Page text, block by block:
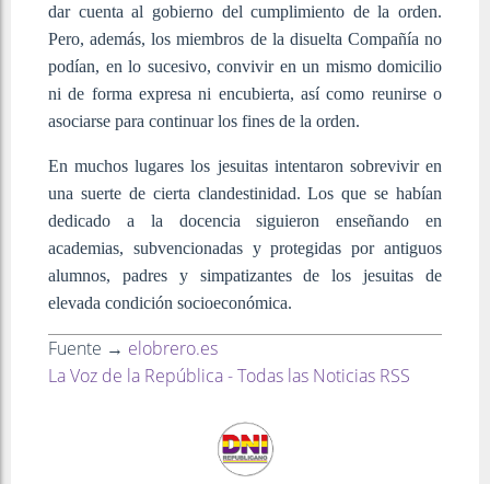
dar cuenta al gobierno del cumplimiento de la orden.
Pero, además, los miembros de la disuelta Compañía no
podían, en lo sucesivo, convivir en un mismo domicilio
ni de forma expresa ni encubierta, así como reunirse o
asociarse para continuar los fines de la orden.
En muchos lugares los jesuitas intentaron sobrevivir en
una suerte de cierta clandestinidad. Los que se habían
dedicado a la docencia siguieron enseñando en
academias, subvencionadas y protegidas por antiguos
alumnos, padres y simpatizantes de los jesuitas de
elevada condición socioeconómica.
Fuente → elobrero.es
La Voz de la República - Todas las Noticias RSS